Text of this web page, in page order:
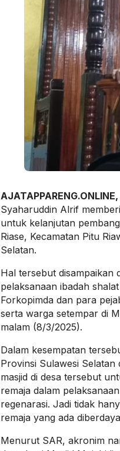
Syaharuddin Alrif
untuk kelanjutan
Riase, Kecamatan Pitu
Selatan.
Hal tersebut disampaikan
pelaksanaan ibadah
Forkopimda dan para
serta warga setempar di
malam (8/3/2025).
Dalam kesempatan
Provinsi Sulawesi
masjid di desa tersebut
remaja dalam
regenarasi. Jadi tidak
remaja yang ada
Menurut SAR, akronim